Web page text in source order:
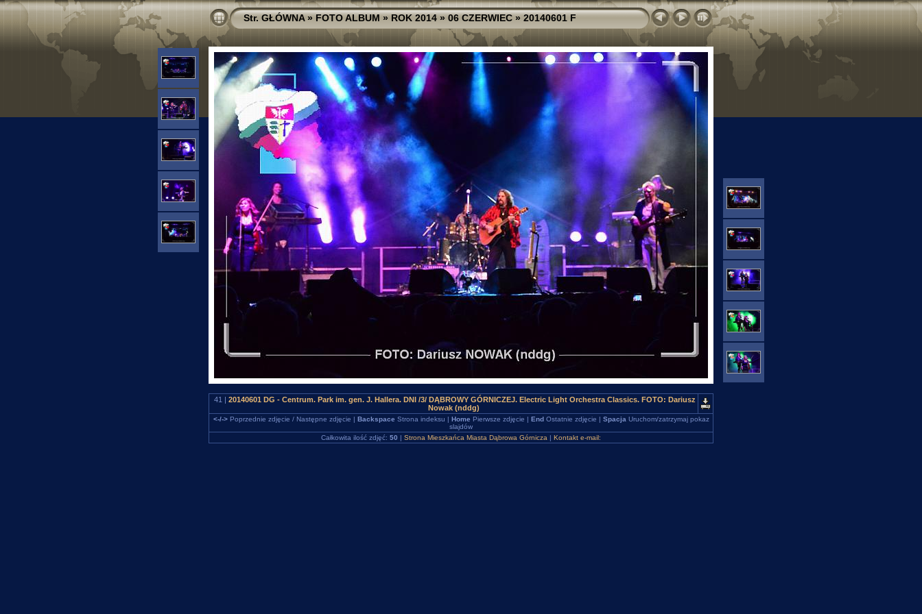
Str. GŁÓWNA»FOTO ALBUM»ROK 2014»06 CZERWIEC»20140601 F
41 | 20140601 DG - Centrum. Park im. gen. J. Hallera. DNI /3/ DĄBROWY GÓRNICZEJ. Electric Light Orchestra Classics. FOTO: Dariusz
Nowak (nddg)
<-/->Poprzednie zdjęcie / Następne zdjęcie | Backspace Strona indeksu | Home Pierwsze zdjęcie | EndOstatnie zdjęcie | Spacja Uruchom/zatrzymaj pokaz
slajdów
Całkowita ilość zdjęć: 50 | Strona Mieszkańca Miasta Dąbrowa Górnicza | Kontakt e-mail: